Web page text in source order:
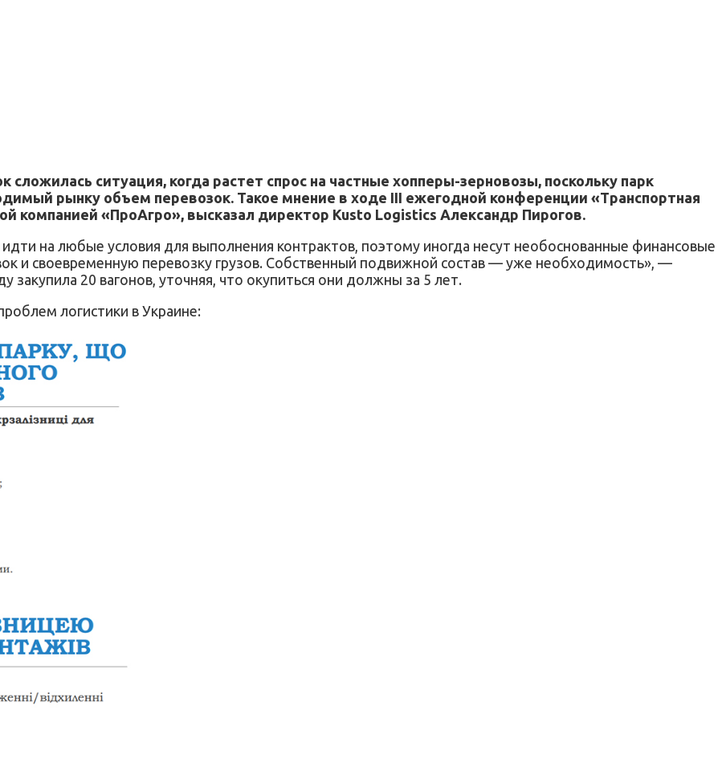
ситуация, когда растет спрос на частные хопперы-зерновозы, поскольку парк
рынку объем перевозок. Такое мнение в ходе III ежегодной конференции «Транспортная
компанией «ПроАгро», высказал директор Kusto Logistics Александр Пирогов.
на любые условия для выполнения контрактов, поэтому иногда несут необоснованные финансовые
и своевременную перевозку грузов. Собственный подвижной состав — уже необходимость», —
20 вагонов, уточняя, что окупиться они должны за 5 лет.
логистики в Украине: